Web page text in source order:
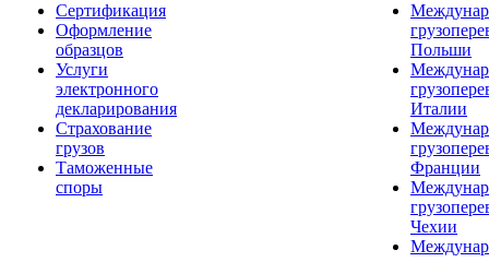
Сертификация
Оформление
образцов
Услуги
электронного
декларирования
Страхование
грузов
Таможенные
споры
Польши
Италии
Франции
Чехии